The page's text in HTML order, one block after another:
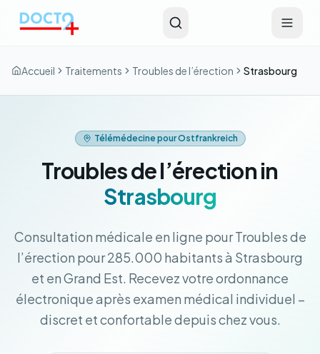
Accueil Traitements Troubles de l’érection Strasbourg
Télémédecine pour Ostfrankreich
Troubles de l’érection in
Strasbourg
Consultation médicale en ligne pour Troubles de
l’érection pour 285.000 habitants à Strasbourg
et en Grand Est. Recevez votre ordonnance
électronique après examen médical individuel –
discret et confortable depuis chez vous.